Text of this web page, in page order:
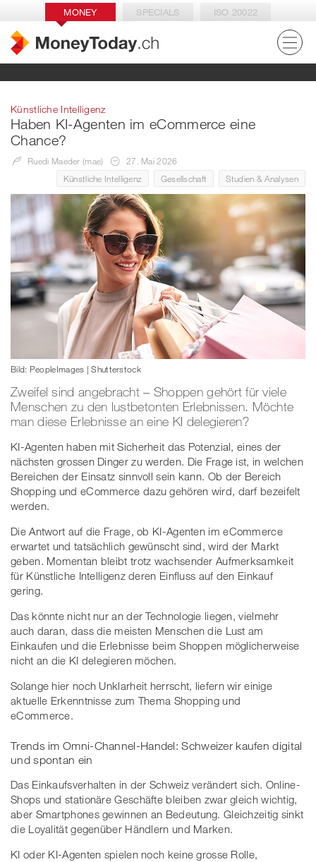
MONEY SPECIALS ISO 20022
Künstliche Intelligenz
Haben KI-Agenten im eCommerce eine
Chance?
Ruedi Maeder (mae)
27. Mai 2026
Künstliche Intelligenz
Gesellschaft Studien & Analysen
Bild: PeopleImages | Shutterstock
Zweifel sind angebracht – Shoppen gehört für viele
Menschen zu den lustbetonten Erlebnissen. Möchte
man diese Erlebnisse an eine KI delegieren?
KI-Agenten haben mit Sicherheit das Potenzial, eines der
nächsten grossen Dinger zu werden. Die Frage ist, in welchen
Bereichen der Einsatz sinnvoll sein kann. Ob der Bereich
Shopping und eCommerce dazu gehören wird, darf bezeifelt
werden.
Die Antwort auf die Frage, ob KI-Agenten im eCommerce
erwartet und tatsächlich gewünscht sind, wird der Markt
geben. Momentan bleibt trotz wachsender Aufmerksamkeit
für Künstliche Intelligenz deren Einfluss auf den Einkauf
gering.
Das könnte nicht nur an der Technologie liegen, vielmehr
auch daran, dass die meisten Menschen die Lust am
Einkaufen und die Erlebnisse beim Shoppen möglicherweise
nicht an die KI delegieren möchen.
Solange hier noch Unklarheit herrscht, liefern wir einige
aktuelle Erkenntnisse zum Thema Shopping und
eCommerce.
Trends im Omni-Channel-Handel: Schweizer kaufen digital
und spontan ein
Das Einkaufsverhalten in der Schweiz verändert sich. Online-
Shops und stationäre Geschäfte bleiben zwar gleich wichtig,
aber Smartphones gewinnen an Bedeutung. Gleichzeitig sinkt
die Loyalität gegenüber Händlern und Marken.
KI oder KI-Agenten spielen noch keine grosse Rolle,